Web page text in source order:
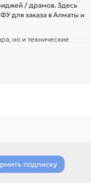
/ драмов. Здесь
для заказа в Алматы и
но и технические
или техники с
подписку